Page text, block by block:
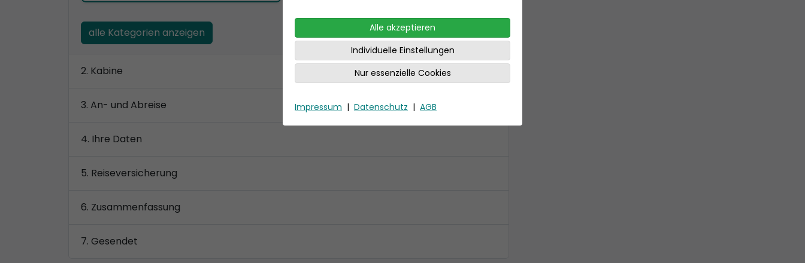
alle Kategorien anzeigen
Kabine
An- und Abreise
Ihre Daten
Reiseversicherung
Zusammenfassung
Gesendet
Alle akzeptieren
Individuelle Einstellungen
Nur essenzielle Cookies
Impressum | Datenschutz | AGB